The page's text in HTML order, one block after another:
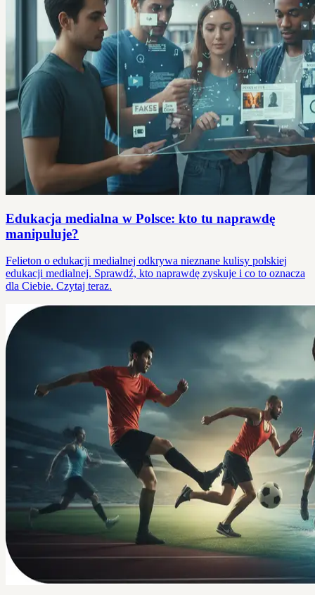
Edukacja medialna w Polsce: kto tu naprawdę
manipuluje?
Felieton o edukacji medialnej odkrywa nieznane kulisy polskiej
edukacji medialnej. Sprawdź, kto naprawdę zyskuje i co to oznacza
dla Ciebie. Czytaj teraz.